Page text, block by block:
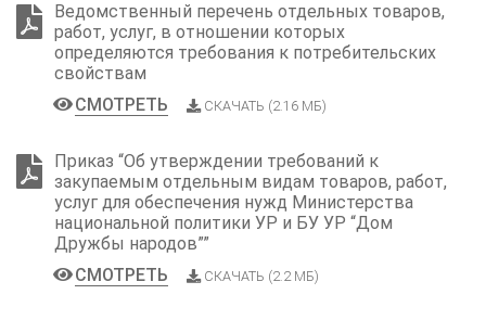
Ведомственный перечень отдельных товаров,
работ, услуг, в отношении которых
определяются требования к потребительских
свойствам
СМОТРЕТЬ
СКАЧАТЬ (2.16 МБ)
Приказ “Об утверждении требований к
закупаемым отдельным видам товаров, работ,
услуг для обеспечения нужд Министерства
национальной политики УР и БУ УР “Дом
Дружбы народов””
СМОТРЕТЬ
СКАЧАТЬ (2.2 МБ)